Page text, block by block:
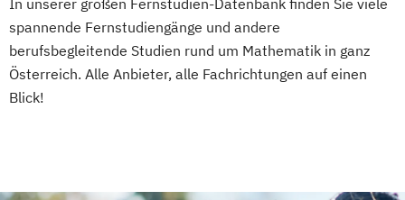
In unserer großen Fernstudien-Datenbank finden Sie viele
spannende Fernstudiengänge und andere
berufsbegleitende Studien rund um Mathematik in ganz
Österreich. Alle Anbieter, alle Fachrichtungen auf einen
Blick!